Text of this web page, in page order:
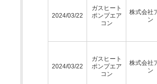
2024/03/22
ガスヒート
ポンプエア
コン
株式会社
ン
2024/03/22
ガスヒート
ポンプエア
コン
株式会社
ン